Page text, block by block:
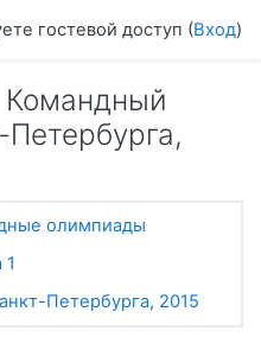
гостевой доступ (Вход)
олимпиады
1
Петербурга, 2015